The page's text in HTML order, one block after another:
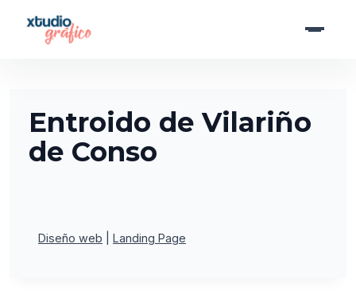
contenidoEntroido de Vilariño
de Conso
Diseño web Landing Page